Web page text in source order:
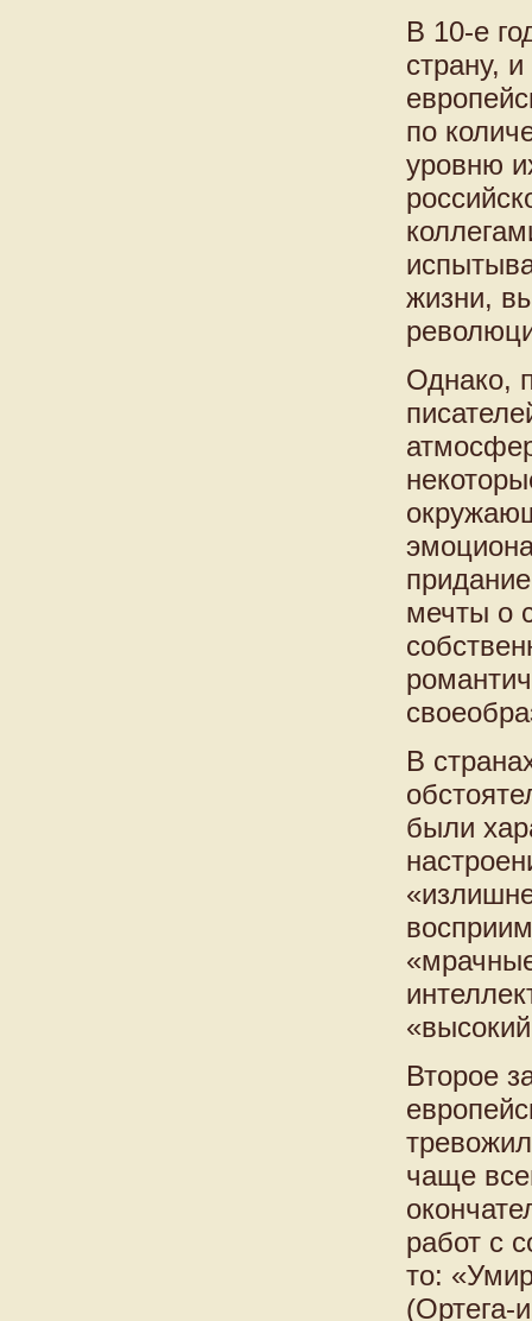
В 10-е
страну,
по
уровню
жизни,
Однако,
мечты о
В
были
Второе
чаще
работ с
то:
(Ортега-